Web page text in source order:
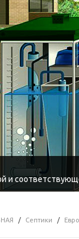
и
Септики